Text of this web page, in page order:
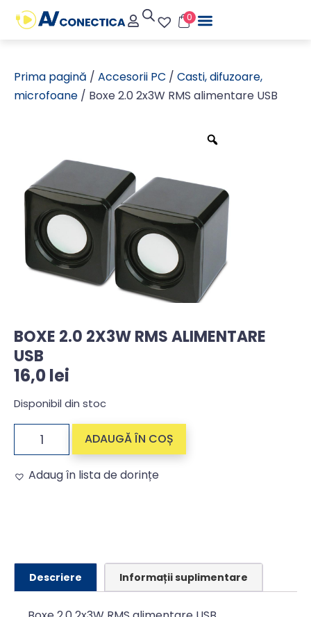
0
Prima pagină / Accesorii PC / Casti, difuzoare,
microfoane
/ Boxe 2.0 2x3W RMS alimentare USB
BOXE 2.0 2X3W RMS ALIMENTARE
USB
16,0lei
Disponibil din stoc
ADAUGĂ ÎN COȘ
Adaug în lista de dorințe
Descriere Informații suplimentare